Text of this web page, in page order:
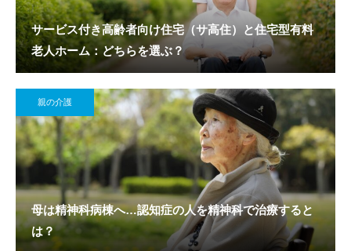
サービス付き高齢者向け住宅（サ高住）と住宅型有料
老人ホーム：どちらを選ぶ？
親の介護
母は精神科病棟へ…認知症の人を精神科で治療すると
は？